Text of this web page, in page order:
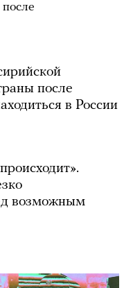
после
в России
возможным